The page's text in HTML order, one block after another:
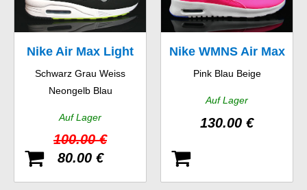
Nike Air Max Light
GS
Schwarz Grau Weiss
Neongelb Blau
Auf Lager
100.00 €
80.00 €
Nike WMNS Air Max
Thea Premium
Pink Blau Beige
Auf Lager
130.00 €